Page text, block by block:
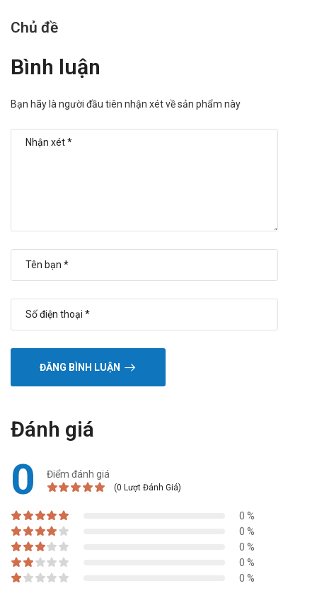
Chủ đề
Bình luận
Bạn hãy là người đầu tiên nhận xét về sản phẩm này
ĐĂNG BÌNH LUẬN
Đánh giá
0 Điểm đánh giá
(0 Lượt Đánh Giá)
0 %
0 %
0 %
0 %
0 %